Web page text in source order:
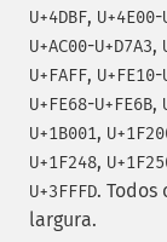
U+4DBF, U+4E00-
U+AC00-U+D7A3,
U+FAFF, U+FE10-
U+FE68-U+FE6B,
U+1B001,
U+1F248,
U+3FFFD. Todos
largura.